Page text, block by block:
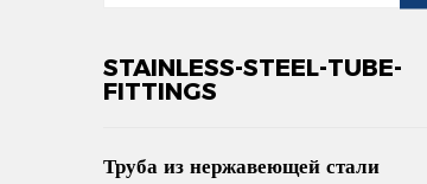
STAINLESS-STEEL-TUBE-
FITTINGS
Труба из нержавеющей стали